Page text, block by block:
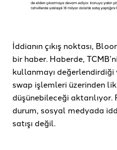
İddianın çıkış noktası,
bir haber. Haberde,
kullanmayı
swap işlemleri üzerinden
düşünebileceği
durum, sosyal medyada
satışı değil.